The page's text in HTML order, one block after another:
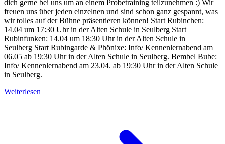
dich gerne bei uns um an einem Probetraining teilzunehmen :) Wir
freuen uns über jeden einzelnen und sind schon ganz gespannt, was
wir tolles auf der Bühne präsentieren können! Start Rubinchen:
14.04 um 17:30 Uhr in der Alten Schule in Seulberg Start
Rubinfunken: 14.04 um 18:30 Uhr in der Alten Schule in
Seulberg Start Rubingarde & Phönixe: Info/ Kennenlernabend am
06.05 ab 19:30 Uhr in der Alten Schule in Seulberg. Bembel Bube:
Info/ Kennenlernabend am 23.04. ab 19:30 Uhr in der Alten Schule
in Seulberg.
Weiterlesen